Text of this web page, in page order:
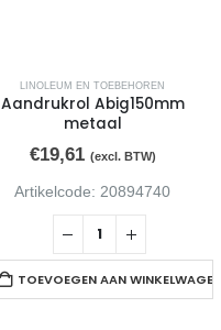
LINOLEUM EN TOEBEHOREN
Aandrukrol Abig150mm
metaal
€19,61 (excl. BTW)
Artikelcode: 20894740
TOEVOEGEN AAN